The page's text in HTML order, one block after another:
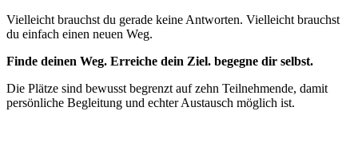
Vielleicht brauchst du gerade keine Antworten. Vielleicht brauchst
du einfach einen neuen Weg.
Finde deinen Weg. Erreiche dein Ziel. begegne dir selbst.
Die Plätze sind bewusst begrenzt auf zehn Teilnehmende, damit
persönliche Begleitung und echter Austausch möglich ist.